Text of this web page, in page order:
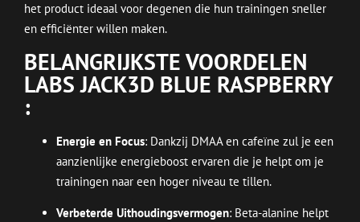
het product ideaal voor degenen die hun trainingen sneller
en efficiënter willen maken.
BELANGRIJKSTE VOORDELEN
LABS JACK3D BLUE RASPBERRY
:
Energie en Focus: Dankzij DMAA en cafeïne zul je een
aanzienlijke energieboost ervaren die je helpt om je
trainingen naar een hoger niveau te tillen.
Verbeterde Uithoudingsvermogen: Beta-alanine helpt